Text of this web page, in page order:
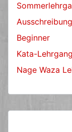
Beginner
Kata-
Nage Waza